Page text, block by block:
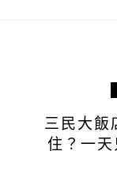
三民大飯
住？一